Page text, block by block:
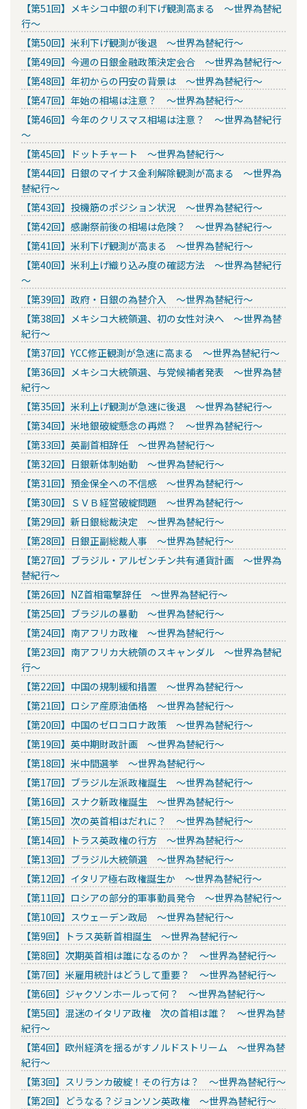
【第51回】メキシコ中銀の利下げ観測高まる ～世界為替紀
行～
【第50回】米利下げ観測が後退 ～世界為替紀行～
【第49回】今週の日銀金融政策決定会合 ～世界為替紀行～
【第48回】年初からの円安の背景は ～世界為替紀行～
【第47回】年始の相場は注意？ ～世界為替紀行～
【第46回】今年のクリスマス相場は注意？ ～世界為替紀行
～
【第45回】ドットチャート ～世界為替紀行～
【第44回】日銀のマイナス金利解除観測が高まる ～世界為
替紀行～
【第43回】投機筋のポジション状況 ～世界為替紀行～
【第42回】感謝祭前後の相場は危険？ ～世界為替紀行～
【第41回】米利下げ観測が高まる ～世界為替紀行～
【第40回】米利上げ織り込み度の確認方法 ～世界為替紀行
～
【第39回】政府・日銀の為替介入 ～世界為替紀行～
【第38回】メキシコ大統領選、初の女性対決へ ～世界為替
紀行～
【第37回】YCC修正観測が急速に高まる ～世界為替紀行～
【第36回】メキシコ大統領選、与党候補者発表 ～世界為替
紀行～
【第35回】米利上げ観測が急速に後退 ～世界為替紀行～
【第34回】米地銀破綻懸念の再燃？ ～世界為替紀行～
【第33回】英副首相辞任 ～世界為替紀行～
【第32回】日銀新体制始動 ～世界為替紀行～
【第31回】預金保全への不信感 ～世界為替紀行～
【第30回】ＳＶＢ経営破綻問題 ～世界為替紀行～
【第29回】新日銀総裁決定 ～世界為替紀行～
【第28回】日銀正副総裁人事 ～世界為替紀行～
【第27回】ブラジル・アルゼンチン共有通貨計画 ～世界為
替紀行～
【第26回】NZ首相電撃辞任 ～世界為替紀行～
【第25回】ブラジルの暴動 ～世界為替紀行～
【第24回】南アフリカ政権 ～世界為替紀行～
【第23回】南アフリカ大統領のスキャンダル ～世界為替紀
行～
【第22回】中国の規制緩和措置 ～世界為替紀行～
【第21回】ロシア産原油価格 ～世界為替紀行～
【第20回】中国のゼロコロナ政策 ～世界為替紀行～
【第19回】英中期財政計画 ～世界為替紀行～
【第18回】米中間選挙 ～世界為替紀行～
【第17回】ブラジル左派政権誕生 ～世界為替紀行～
【第16回】スナク新政権誕生 ～世界為替紀行～
【第15回】次の英首相はだれに？ ～世界為替紀行～
【第14回】トラス英政権の行方 ～世界為替紀行～
【第13回】ブラジル大統領選 ～世界為替紀行～
【第12回】イタリア極右政権誕生か ～世界為替紀行～
【第11回】ロシアの部分的軍事動員発令 ～世界為替紀行～
【第10回】スウェーデン政局 ～世界為替紀行～
【第9回】トラス英新首相誕生 ～世界為替紀行～
【第8回】次期英首相は誰になるのか？ ～世界為替紀行～
【第7回】米雇用統計はどうして重要？ ～世界為替紀行～
【第6回】ジャクソンホールって何？ ～世界為替紀行～
【第5回】混迷のイタリア政権 次の首相は誰？ ～世界為替
紀行～
【第4回】欧州経済を揺るがすノルドストリーム ～世界為替
紀行～
【第3回】スリランカ破綻！その行方は？ ～世界為替紀行～
【第2回】どうなる？ジョンソン英政権 ～世界為替紀行～